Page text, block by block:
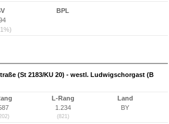
BPL
(St 2183/KU 20) - westl. Ludwigschorgast (B
L-Rang
1.234
(821)
Land
BY